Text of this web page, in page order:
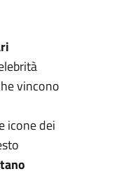
vincono
icone dei